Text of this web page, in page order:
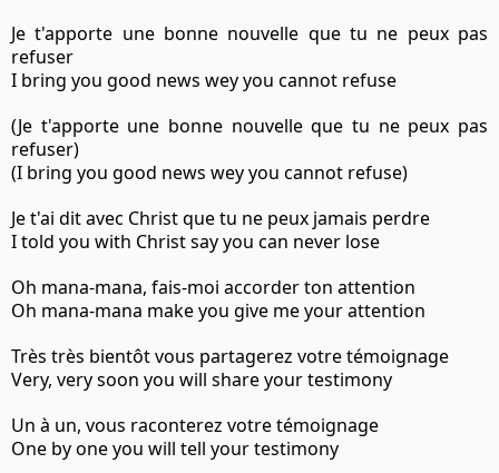
Je t'apporte une bonne nouvelle que tu ne peux pas
refuser
I bring you good news wey you cannot refuse
(Je t'apporte une bonne nouvelle que tu ne peux pas
refuser)
(I bring you good news wey you cannot refuse)
Je t'ai dit avec Christ que tu ne peux jamais perdre
I told you with Christ say you can never lose
Oh mana-mana, fais-moi accorder ton attention
Oh mana-mana make you give me your attention
Très très bientôt vous partagerez votre témoignage
Very, very soon you will share your testimony
Un à un, vous raconterez votre témoignage
One by one you will tell your testimony